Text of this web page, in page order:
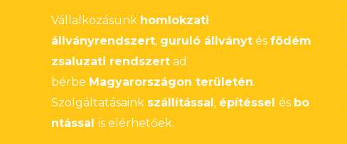
Vállalkozásunk homlokzati
állványrendszert, guruló állványt és födém
zsaluzati rendszert ad
bérbe Magyarországon területén.
Szolgáltatásaink szállítással , építéssel és bo
ntással is elérhetőek.